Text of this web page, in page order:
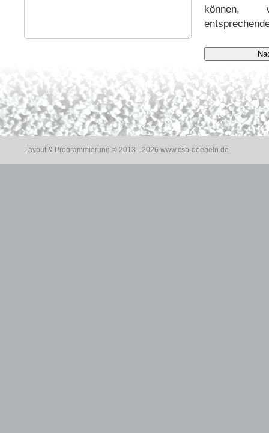
Layout & Programmierung © 2013 - 2026 www.csb-doebeln.de